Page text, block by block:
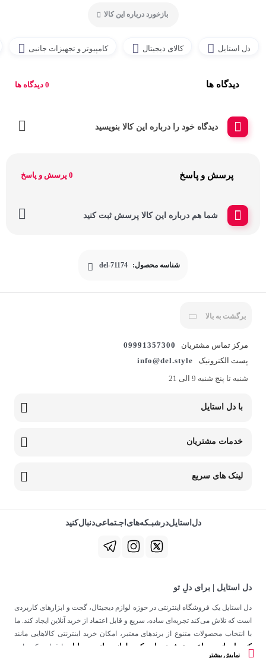
بازخورد درباره این کالا
دل استایل کالای دیجیتال کامپیوتر و تجهیزات جانبی
دیدگاه ها 0 دیدگاه ها
دیدگاه خود را درباره این کالا بنویسید
پرسش و پاسخ 0 پرسش و پاسخ
شما هم درباره این کالا پرسش ثبت کنید
شناسه محصول: del-71174
برگشت به بالا
مرکز تماس مشتریان
09991357300
پست الکترونیک
info@del.style
شنبه تا پنج شنبه 9 الی 21
با دل استایل
خدمات مشتریان
لینک های سریع
دل‌استایل‌در‌‌شبـکه‌های‌اجـتماعی‌دنبال‌کنید
دل استایل | برای دلِ تو
دل استایل یک فروشگاه اینترنتی در حوزه لوازم دیجیتال، گجت و ابزارهای کاربردی
است که تلاش می‌کند تجربه‌ای ساده، سریع و قابل اعتماد از خرید آنلاین ایجاد کند. ما
با انتخاب محصولات متنوع از برندهای معتبر، امکان خرید اینترنتی کالاهایی مانند
کنسول بازی ساعت هوشمند اسپیکر ولوازم جانبی موبایل
را فراهم کرده‌ایم.
نمایش بیشتر